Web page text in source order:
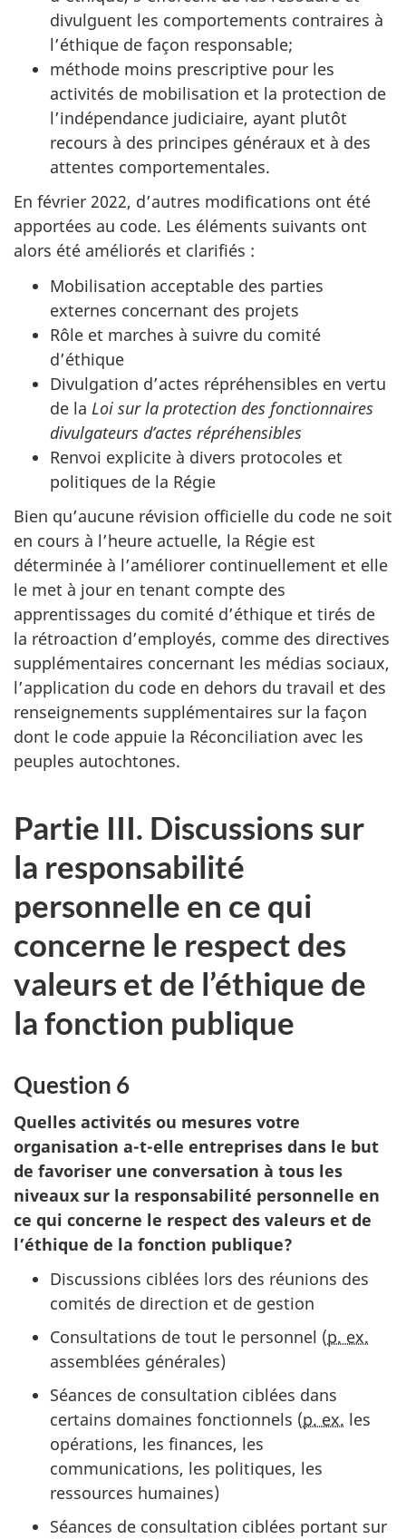
divulguent les comportements contraires à
l’éthique de façon responsable;
méthode moins prescriptive pour les
activités de mobilisation et la protection de
l’indépendance judiciaire, ayant plutôt
recours à des principes généraux et à des
attentes comportementales.
En février 2022, d’autres modifications ont été
apportées au code. Les éléments suivants ont
alors été améliorés et clarifiés :
Mobilisation acceptable des parties
externes concernant des projets
Rôle et marches à suivre du comité
d’éthique
Divulgation d’actes répréhensibles en vertu
de la Loi sur la protection des fonctionnaires
divulgateurs d’actes répréhensibles
Renvoi explicite à divers protocoles et
politiques de la Régie
Bien qu’aucune révision officielle du code ne soit
en cours à l’heure actuelle, la Régie est
déterminée à l’améliorer continuellement et elle
le met à jour en tenant compte des
apprentissages du comité d’éthique et tirés de
la rétroaction d’employés, comme des directives
supplémentaires concernant les médias sociaux,
l’application du code en dehors du travail et des
renseignements supplémentaires sur la façon
dont le code appuie la Réconciliation avec les
peuples autochtones.
Partie III. Discussions sur
la responsabilité
personnelle en ce qui
concerne le respect des
valeurs et de l’éthique de
la fonction publique
Question 6
Quelles activités ou mesures votre
organisation a-t-elle entreprises dans le but
de favoriser une conversation à tous les
niveaux sur la responsabilité personnelle en
ce qui concerne le respect des valeurs et de
l’éthique de la fonction publique?
Discussions ciblées lors des réunions des
comités de direction et de gestion
Consultations de tout le personnel (p. ex.
assemblées générales)
Séances de consultation ciblées dans
certains domaines fonctionnels (p. ex. les
opérations, les finances, les
communications, les politiques, les
ressources humaines)
Séances de consultation ciblées portant sur